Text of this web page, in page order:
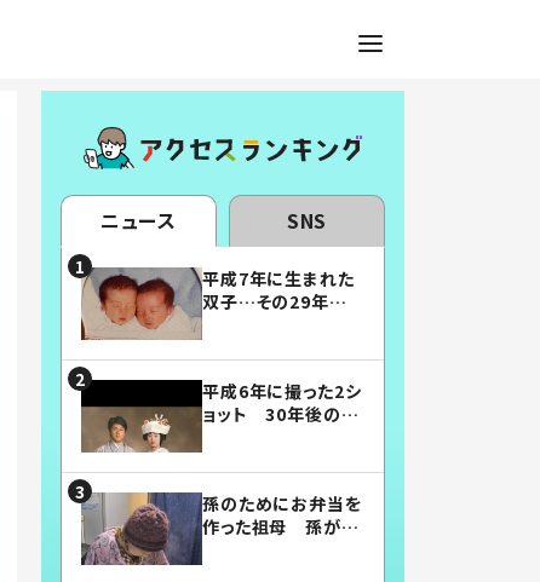
ニュース SNS
平成7年に生まれた
双子…その29年後
平成6年に撮った2シ
ョット 30年後の姿
孫のためにお弁当を
作った祖母 孫が絶